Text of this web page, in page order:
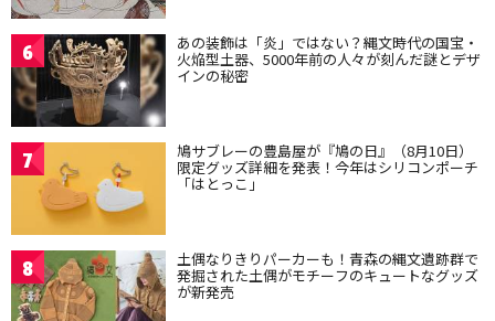
6 あの装飾は「炎」ではない？縄文時代の国宝・
火焔型土器、5000年前の人々が刻んだ謎とデザ
インの秘密
7 鳩サブレーの豊島屋が『鳩の日』（8月10日）
限定グッズ詳細を発表！今年はシリコンポーチ
「はとっこ」
8 土偶なりきりパーカーも！青森の縄文遺跡群で
発掘された土偶がモチーフのキュートなグッズ
が新発売